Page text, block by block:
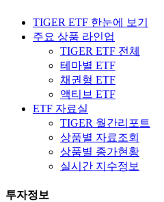
TIGER ETF 한눈에 보기
주요 상품 라인업
TIGER ETF 전체
테마별 ETF
채권형 ETF
액티브 ETF
ETF 자료실
TIGER 월간리포트
상품별 자료조회
상품별 종가현황
실시간 지수정보
투자정보